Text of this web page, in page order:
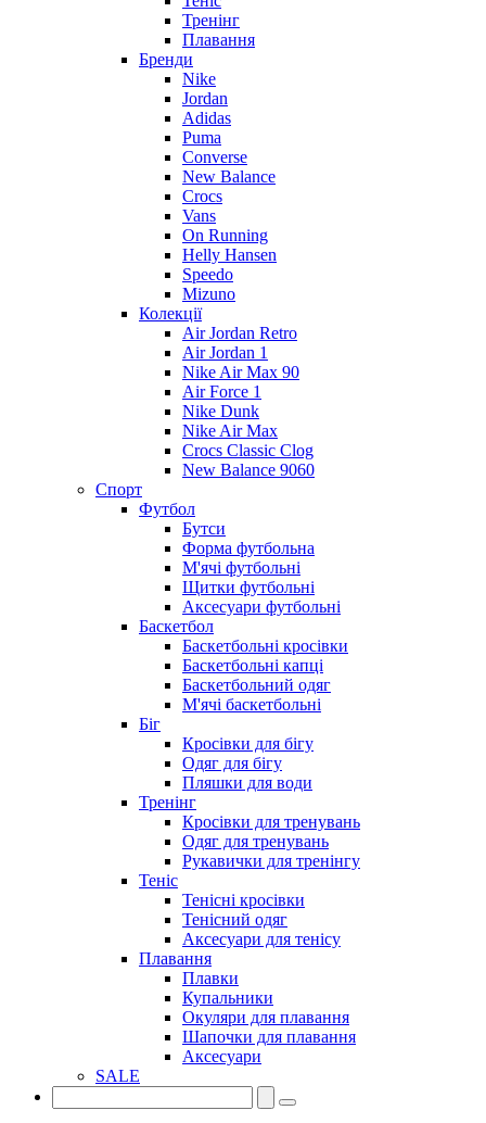
Тренінг
Плавання
Бренди
Nike
Jordan
Adidas
Puma
Converse
New Balance
Crocs
Vans
On Running
Helly Hansen
Speedo
Mizuno
Колекції
Air Jordan Retro
Air Jordan 1
Nike Air Max 90
Air Force 1
Nike Dunk
Nike Air Max
Crocs Classic Clog
New Balance 9060
Спорт
Футбол
Бутси
Форма футбольна
М'ячі футбольні
Щитки футбольні
Аксесуари футбольні
Баскетбол
Баскетбольні кросівки
Баскетбольні капці
Баскетбольний одяг
М'ячі баскетбольні
Біг
Кросівки для бігу
Одяг для бігу
Пляшки для води
Тренінг
Кросівки для тренувань
Одяг для тренувань
Рукавички для тренінгу
Теніс
Тенісні кросівки
Тенісний одяг
Аксесуари для тенісу
Плавання
Плавки
Купальники
Окуляри для плавання
Шапочки для плавання
Аксесуари
SALE